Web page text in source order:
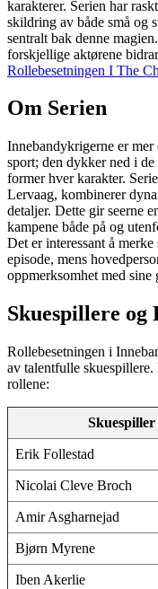
karakterer. Serien har
skildring av både små og
sentralt bak denne
forskjellige aktørene
Rollebesetningen I The
Om Serien
Innebandykrigerne er mer
sport; den dykker ned i
former hver karakter.
Lervaag, kombinerer
detaljer. Dette gir seerne
kampene både på og
Det er interessant å
episode, mens
oppmerksomhet med sine
Skuespillere og
Rollebesetningen i
av talentfulle skuespillere.
rollene:
Skuespiller
Erik Follestad
Nicolai Cleve Broch
Amir Asgharnejad
Bjørn Myrene
Iben Akerlie